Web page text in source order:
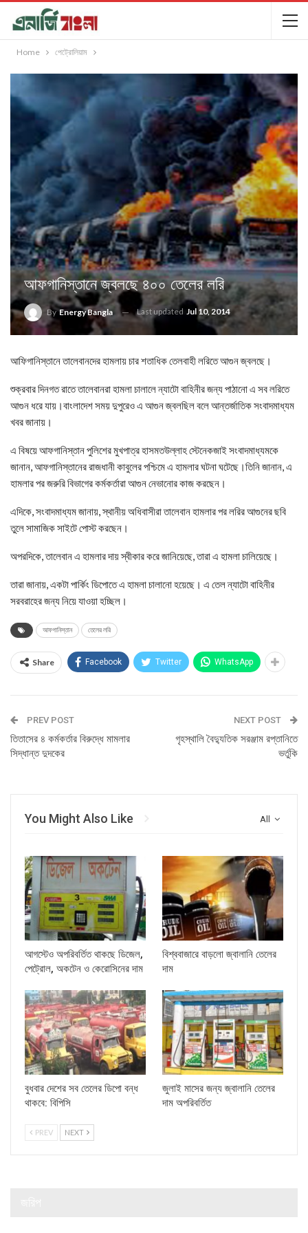
Home পেট্রোলিয়াম
আফগানিস্তানে জ্বলছে ৪০০ তেলের লরি
ByEnergy Bangla Last updated Jul 10, 2014
আফিগানিস্তানে তালেবানদের হামলায় চার শতাধিক তেলবাহী লরিতে আগুন জ্বলছে।
শুক্রবার দিনগত রাতে তালেবানরা হামলা চালালে ন্যাটো বাহিনীর জন্য পাঠানো এ সব লরিতে
আগুন ধরে যায়।বাংলাদেশ সময় দুপুরেও এ আগুন জ্বলছিল বলে আন্তর্জাতিক সংবাদমাধ্যম
খবর জানায়।
এ বিষয়ে আফগানিস্তান পুলিশের মুখপাত্র হাসমতউল্লাহ স্টেনেকজাই সংবাদমাধ্যমকে
জানান, আফগানিস্তানের রাজধানী কাবুলের পশ্চিমে এ হামলার ঘটনা ঘটেছে।তিনি জানান, এ
হামলার পর জরুরি বিভাগের কর্মকর্তারা আগুন নেভানোর কাজ করছেন।
এদিকে, সংবাদমাধ্যম জানায়, স্থানীয় অধিবাসীরা তালেবান হামলার পর লরির আগুনের ছবি
তুলে সামাজিক সাইটে পোস্ট করছেন।
অপরদিকে, তালেবান এ হামলার দায় স্বীকার করে জানিয়েছে, তারা এ হামলা চালিয়েছে।
তারা জানায়, একটা পার্কিং ডিপোতে এ হামলা চালানো হয়েছে। এ তেল ন্যাটো বাহিনীর
সরবরাহের জন্য নিয়ে যাওয়া হচ্ছিল।
আফগানিস্তান তেলের লরি
Share Facebook Twitter WhatsApp
PREV POST
তিতাসের ৪ কর্মকর্তার বিরুদ্ধে মামলার
সিদ্ধান্ত দুদকের
NEXT POST
গৃহস্থালি বৈদ্যুতিক সরঞ্জাম রপ্তানিতে
ভর্তুকি
All
You Might Also Like
আগস্টেও অপরিবর্তিত থাকছে ডিজেল,
পেট্রোল, অকটেন ও কেরোসিনের দাম
বিশ্ববাজারে বাড়লো জ্বালানি তেলের
দাম
বুধবার দেশের সব তেলের ডিপো বন্ধ
থাকবে: বিপিসি
জুলাই মাসের জন্য জ্বালানি তেলের
দাম অপরিবর্তিত
PREV NEXT